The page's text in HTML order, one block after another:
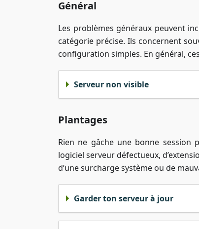
Général
Les problèmes généraux peuvent
catégorie précise. Ils concernent
configuration simples. En général,
Serveur non visible
Plantages
Rien ne gâche une bonne session
logiciel serveur défectueux,
d’une surcharge système ou de
Garder ton serveur à jour